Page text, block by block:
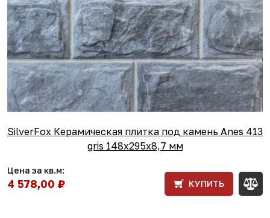
SilverFox Керамическая плитка под камень Anes 413
gris 148x295х8,7 мм
Цена за кв.м:
4 578,00 ₽ КУПИТЬ